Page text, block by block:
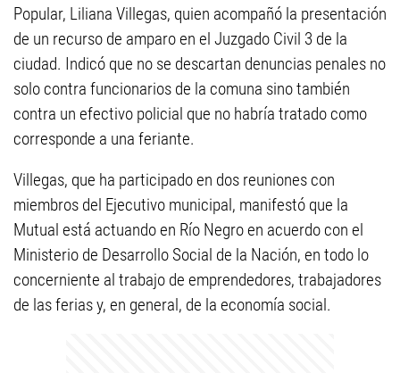
Popular, Liliana Villegas, quien acompañó la presentación
de un recurso de amparo en el Juzgado Civil 3 de la
ciudad. Indicó que no se descartan denuncias penales no
solo contra funcionarios de la comuna sino también
contra un efectivo policial que no habría tratado como
corresponde a una feriante.
Villegas, que ha participado en dos reuniones con
miembros del Ejecutivo municipal, manifestó que la
Mutual está actuando en Río Negro en acuerdo con el
Ministerio de Desarrollo Social de la Nación, en todo lo
concerniente al trabajo de emprendedores, trabajadores
de las ferias y, en general, de la economía social.